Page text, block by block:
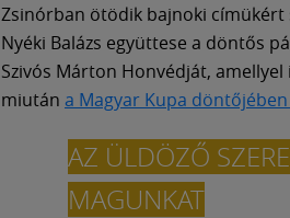
Zsinórban ötödik bajnoki címükért
Nyéki Balázs együttese a döntős
Szivós Márton Honvédját,
miután a Magyar Kupa
AZ ÜLDÖZŐ
MAGUNKAT